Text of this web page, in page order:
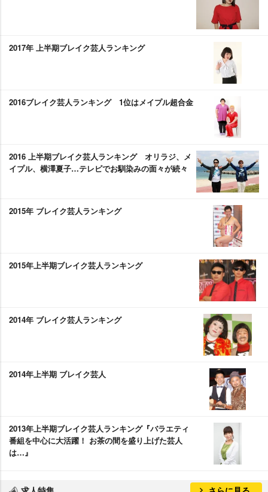
2017年 上半期ブレイク芸人ランキング
2016ブレイク芸人ランキング 1位はメイプル超合金
2016 上半期ブレイク芸人ランキング オリラジ、メ
イプル、横澤夏子…テレビでお馴染みの面々が続々
2015年 ブレイク芸人ランキング
2015年上半期ブレイク芸人ランキング
2014年 ブレイク芸人ランキング
2014年上半期 ブレイク芸人
2013年上半期ブレイク芸人ランキング『バラエティ
番組を中心に大活躍！ お茶の間を盛り上げた芸人
は…』